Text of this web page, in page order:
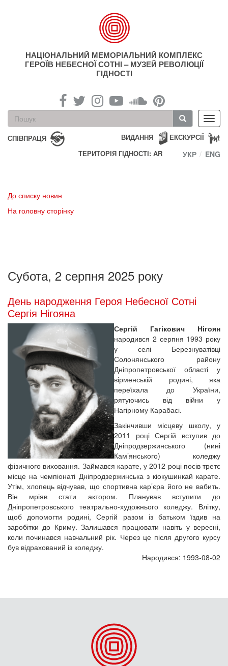
НАЦІОНАЛЬНИЙ МЕМОРІАЛЬНИЙ КОМПЛЕКС
ГЕРОЇВ НЕБЕСНОЇ СОТНІ – МУЗЕЙ РЕВОЛЮЦІЇ
ГІДНОСТІ
Пошукова
форма
Пошук
СПІВПРАЦЯ ЕКСКУРСІЇ
ВИДАННЯ
ТЕРИТОРІЯ ГІДНОСТІ: AR
УКР ENG
До списку новин
На головну сторінку
Субота, 2 серпня 2025 року
День народження Героя Небесної Сотні
Сергія Нігояна
Сергій Гагікович Нігоян
народився 2 серпня 1993 року
у селі Березнуватівці
Солонянського району
Дніпропетровської області у
вірменській родині, яка
переїхала до України,
рятуючись від війни у
Нагірному Карабасі.
Закінчивши місцеву школу, у
2011 році Сергій вступив до
Дніпродзержинського (нині
Кам’янського) коледжу
фізичного виховання. Займався карате, у 2012 році посів третє
місце на чемпіонаті Дніпродзержинська з кіокушинкай карате.
Утім, хлопець відчував, що спортивна кар’єра його не вабить.
Він мріяв стати актором. Планував вступити до
Дніпропетровського театрально-художнього коледжу. Влітку,
щоб допомогти родині, Сергій разом із батьком їздив на
заробітки до Криму. Залишався працювати навіть у вересні,
коли починався навчальний рік. Через це після другого курсу
був відрахований із коледжу.
Народився: 1993-08-02